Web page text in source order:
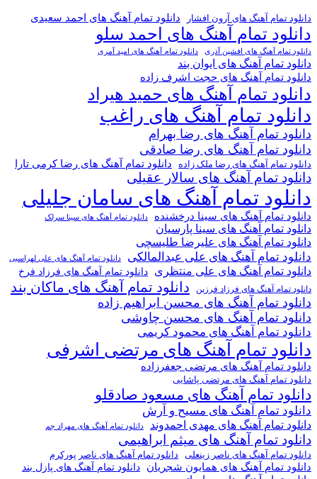
دانلود تمام آهنگ های آرون افشار دانلود تمام آهنگ های احمد سعیدی
دانلود تمام آهنگ های احمد سلو
دانلود تمام آهنگ های افشین آذری دانلود تمام آهنگ های امید آمری
دانلود تمام آهنگ های ایوان بند
دانلود تمام آهنگ های حجت اشرف زاده
دانلود تمام آهنگ های حمید هیراد
دانلود تمام آهنگ های راغب
دانلود تمام آهنگ های رضا بهرام
دانلود تمام آهنگ های رضا صادقی
دانلود تمام آهنگ های رضا ملک زاده دانلود تمام آهنگ های رضا کرمی تارا
دانلود تمام آهنگ های سالار عقیلی
دانلود تمام آهنگ های سامان جلیلی
دانلود تمام آهنگ های سینا درخشنده دانلود تمام آهنگ های سینا سرلک
دانلود تمام آهنگ های سینا پارسیان
دانلود تمام آهنگ های علیرضا طلیسچی
دانلود تمام آهنگ های علی عبدالمالکی دانلود تمام آهنگ های علی لهراسبی
دانلود تمام آهنگ های علی منتظری دانلود تمام آهنگ های فرزاد فرخ
دانلود تمام آهنگ های فرزاد فرزین دانلود تمام آهنگ های ماکان بند
دانلود تمام آهنگ های محسن ابراهیم زاده
دانلود تمام آهنگ های محسن چاوشی
دانلود تمام آهنگ های محمود کریمی
دانلود تمام آهنگ های مرتضی اشرفی
دانلود تمام آهنگ های مرتضی جعفرزاده
دانلود تمام آهنگ های مرتضی پاشایی
دانلود تمام آهنگ های مسعود صادقلو
دانلود تمام آهنگ های مسیح و آرش
دانلود تمام آهنگ های مهدی احمدوند دانلود تمام آهنگ های مهراد جم
دانلود تمام آهنگ های میثم ابراهیمی
دانلود تمام آهنگ های ناصر زینعلی دانلود تمام آهنگ های ناصر پورکرم
دانلود تمام آهنگ های همایون شجریان دانلود تمام آهنگ های پازل بند